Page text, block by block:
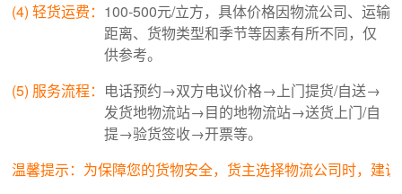
(4) 轻货运费： 100-500元/立方，具体价格因物流公司、运输
距离、货物类型和季节等因素有所不同，仅
供参考。
(5) 服务流程： 电话预约→双方电议价格→上门提货/自送→
发货地物流站→目的地物流站→送货上门/自
提→验货签收→开票等。
温馨提示：为保障您的货物安全，货主选择物流公司时，建